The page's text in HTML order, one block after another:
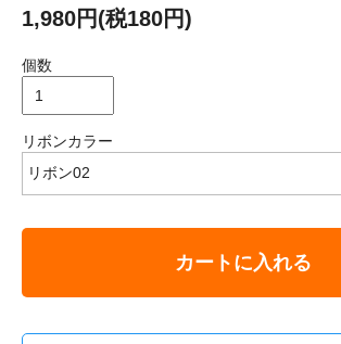
1,980円(税180円)
個数
リボンカラー
カートに入れる